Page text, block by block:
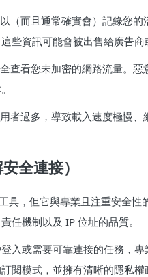
（而且通常確實會）記錄您
些資訊可能會被出售給廣告商
查看您未加密的網路流量。
者過多，導致載入速度極慢
全連接）
具，但它與專業且注重安全性
任機制以及 IP 位址的品質。
入或需要可靠連接的任務，
閱模式，並擁有清晰的隱私